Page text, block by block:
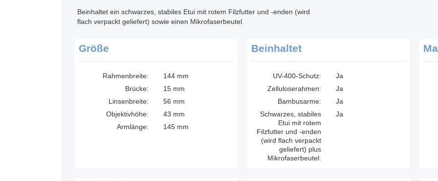
Beinhaltet ein schwarzes, stabiles Etui mit rotem Filzfutter und -enden (wird
flach verpackt geliefert) sowie einen Mikrofaserbeutel.
Größe
Rahmenbreite:
144 mm
Brücke:
15 mm
Linsenbreite:
56 mm
Objektivhöhe:
43 mm
Armlänge:
145 mm
Beinhaltet
UV-400-Schutz:
Ja
Zelluloserahmen:
Ja
Bambusarme:
Ja
Schwarzes, stabiles
Etui mit rotem
Filzfutter und -enden
(wird flach verpackt
geliefert) plus
Mikrofaserbeutel:
Ja